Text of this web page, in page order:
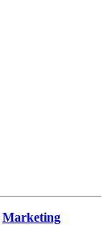
Marketing